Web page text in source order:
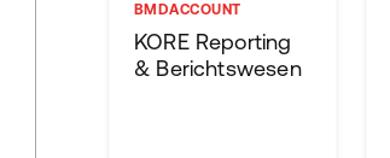
BMDACCOUNT
KORE Reporting
& Berichtswesen